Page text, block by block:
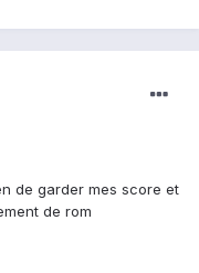
de garder mes score et
de rom